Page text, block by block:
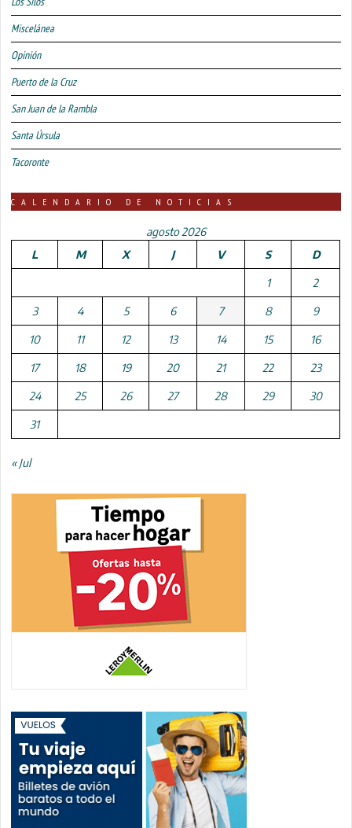
Miscelánea
Opinión
Puerto de la Cruz
San Juan de la Rambla
Santa Úrsula
Tacoronte
CALENDARIO DE NOTICIAS
agosto 2026
L
M X J V S D
1 2
3 4 5 6 7 8 9
10 11 12 13 14 15 16
17 18 19 20 21 22 23
24 25 26 27 28 29 30
31
« Jul